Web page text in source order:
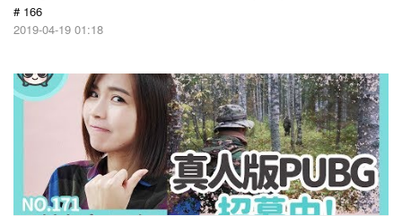
# 166
2019-04-19 01:18